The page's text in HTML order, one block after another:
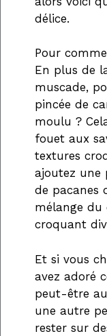
délice.
Pour
En plus de
muscade,
pincée de
moulu ?
fouet aux
textures
ajoutez une
de pacanes
mélange du
croquant
Et si vous
avez adoré
peut-être
une autre
rester sur